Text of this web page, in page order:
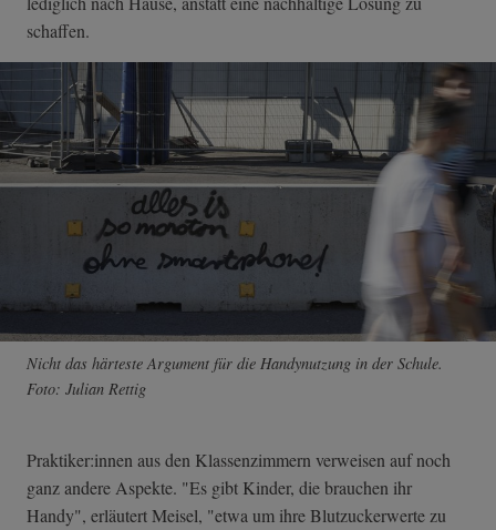
schaffen.
Nicht das härteste Argument für die Handynutzung in der Schule.
Foto: Julian Rettig
Praktiker:innen aus den Klassenzimmern verweisen auf noch
ganz andere Aspekte. "Es gibt Kinder, die brauchen ihr
Handy", erläutert Meisel, "etwa um ihre Blutzuckerwerte zu